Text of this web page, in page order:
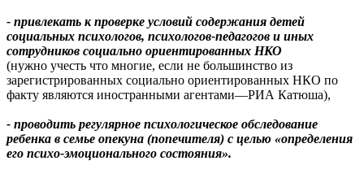
- привлекать к проверке условий содержания детей
социальных психологов, психологов-педагогов и иных
сотрудников социально ориентированных НКО
(нужно учесть что многие, если не большинство из
зарегистрированных социально ориентированных НКО по
факту являются иностранными агентами—РИА Катюша),
- проводить регулярное психологическое обследование
ребенка в семье опекуна (попечителя) с целью «определения
его психо-эмоционального состояния».